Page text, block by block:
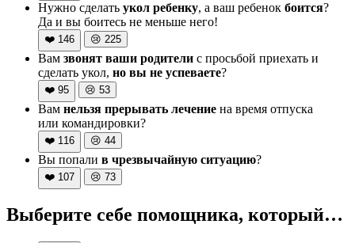
Нужно сделать укол ребенку, а ваш ребенок боится?
Да и вы боитесь не меньше него!
❤️ 146 😢 225
Вам звонят ваши родители с просьбой приехать и
сделать укол, но вы не успеваете?
❤️ 95 😢 53
Вам нельзя прерывать лечение на время отпуска
или командировки?
❤️ 116 😢 44
Вы попали в чрезвычайную ситуацию?
❤️ 107 😢 73
Выберите себе помощника, который…